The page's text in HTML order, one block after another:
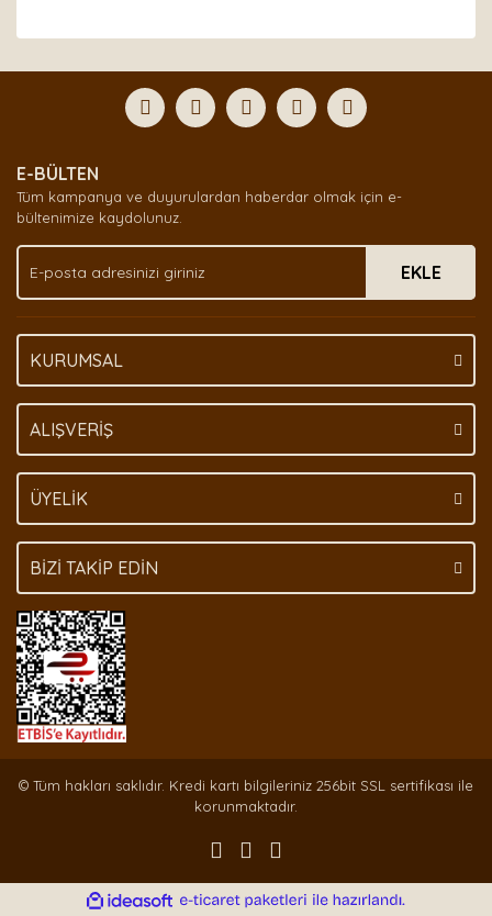
Yorum Yaz
formunu kullanarak tarafımıza iletebilirsiniz.
Görüş ve önerileriniz için teşekkür ederiz.
Ürün açıklamasında eksik bilgiler bulunuyor.
Ürün bilgilerinde hatalar bulunuyor.
Ürün fiyatı diğer sitelerden daha pahalı.
Bu ürüne benzer farklı alternatifler olmalı.
E-BÜLTEN
Tüm kampanya ve duyurulardan haberdar olmak için e-
bültenimize kaydolunuz.
EKLE
KURUMSAL
ALIŞVERİŞ
ÜYELİK
BİZİ TAKİP EDİN
© Tüm hakları saklıdır. Kredi kartı bilgileriniz 256bit SSL sertifikası ile
korunmaktadır.
ideasoft
e-